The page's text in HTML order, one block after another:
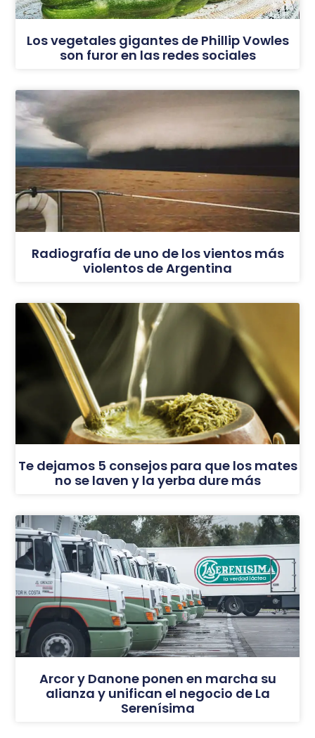
Los vegetales gigantes de Phillip Vowles
son furor en las redes sociales
Radiografía de uno de los vientos más
violentos de Argentina
Te dejamos 5 consejos para que los mates
no se laven y la yerba dure más
Arcor y Danone ponen en marcha su
alianza y unifican el negocio de La
Serenísima